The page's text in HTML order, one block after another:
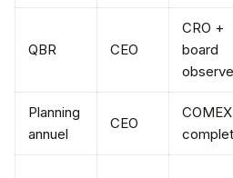
QBR CEO
CRO +
board
Planning
annuel
CEO
COMEX
complet